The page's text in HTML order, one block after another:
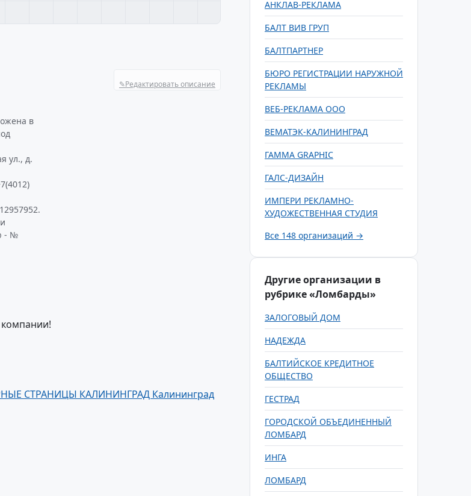
✎Редактировать описание
в
ул., д.
- №
СТРАНИЦЫ КАЛИНИНГРАД Калининград
АНКЛАВ-РЕКЛАМА
БАЛТ ВИВ ГРУП
БАЛТПАРТНЕР
БЮРО РЕГИСТРАЦИИ НАРУЖНОЙ
РЕКЛАМЫ
ВЕБ-РЕКЛАМА ООО
ВЕМАТЭК-КАЛИНИНГРАД
ГАММА GRAPHIC
ГАЛС-ДИЗАЙН
ИМПЕРИ РЕКЛАМНО-
ХУДОЖЕСТВЕННАЯ СТУДИЯ
Все 148 организаций →
Другие организации в
рубрике «Ломбарды»
ЗАЛОГОВЫЙ ДОМ
НАДЕЖДА
БАЛТИЙСКОЕ КРЕДИТНОЕ
ОБЩЕСТВО
ГЕСТРАД
ГОРОДСКОЙ ОБЪЕДИНЕННЫЙ
ЛОМБАРД
ИНГА
ЛОМБАРД